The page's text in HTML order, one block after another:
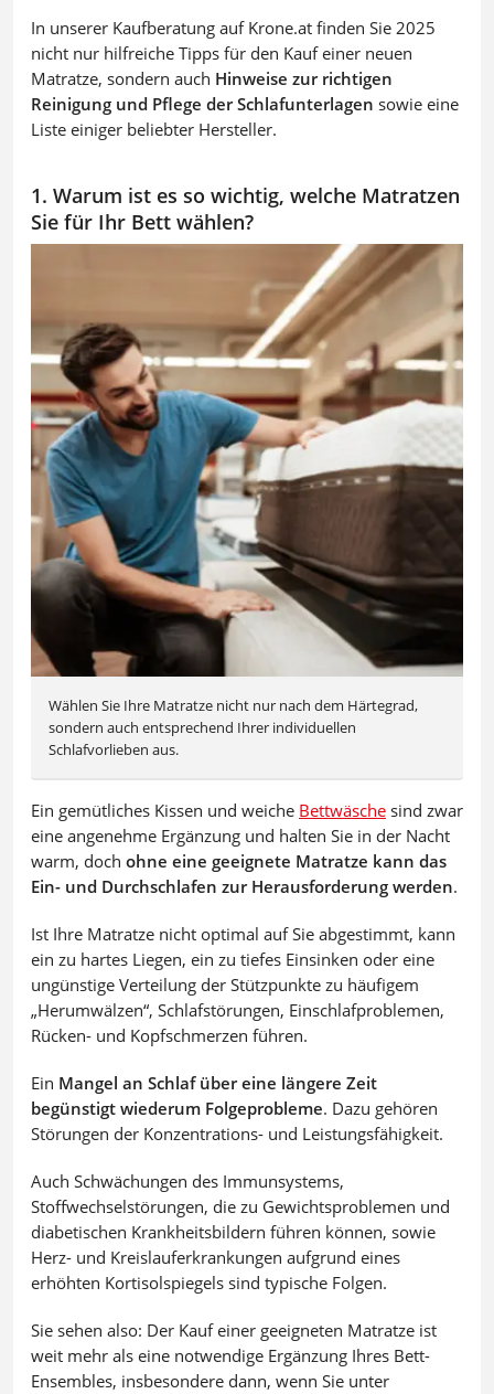
In unserer Kaufberatung auf Krone.at finden Sie 2025
nicht nur hilfreiche Tipps für den Kauf einer neuen
Matratze, sondern auch Hinweise zur richtigen
Reinigung und Pflege der Schlafunterlagen sowie eine
Liste einiger beliebter Hersteller.
1. Warum ist es so wichtig, welche Matratzen
Sie für Ihr Bett wählen?
Wählen Sie Ihre Matratze nicht nur nach dem Härtegrad,
sondern auch entsprechend Ihrer individuellen
Schlafvorlieben aus.
Ein gemütliches Kissen und weiche Bettwäsche sind zwar
eine angenehme Ergänzung und halten Sie in der Nacht
warm, doch ohne eine geeignete Matratze kann das
Ein- und Durchschlafen zur Herausforderung werden.
Ist Ihre Matratze nicht optimal auf Sie abgestimmt, kann
ein zu hartes Liegen, ein zu tiefes Einsinken oder eine
ungünstige Verteilung der Stützpunkte zu häufigem
„Herumwälzen“, Schlafstörungen, Einschlafproblemen,
Rücken- und Kopfschmerzen führen.
Ein Mangel an Schlaf über eine längere Zeit
begünstigt wiederum Folgeprobleme. Dazu gehören
Störungen der Konzentrations- und Leistungsfähigkeit.
Auch Schwächungen des Immunsystems,
Stoffwechselstörungen, die zu Gewichtsproblemen und
diabetischen Krankheitsbildern führen können, sowie
Herz- und Kreislauferkrankungen aufgrund eines
erhöhten Kortisolspiegels sind typische Folgen.
Sie sehen also: Der Kauf einer geeigneten Matratze ist
weit mehr als eine notwendige Ergänzung Ihres Bett-
Ensembles, insbesondere dann, wenn Sie unter